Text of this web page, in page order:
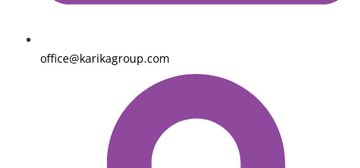
office@karikagroup.com